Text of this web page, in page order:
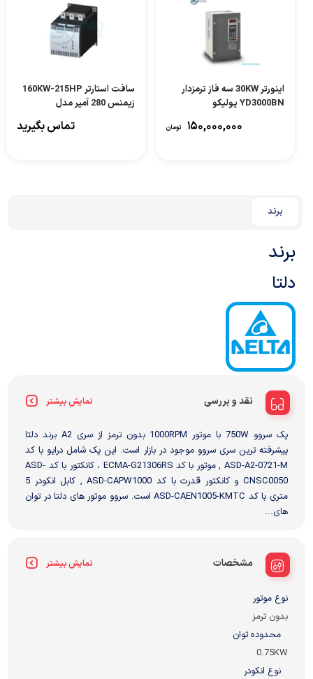
اینورتر 30KW سه فاز ترمزدار
YD3000BN یولیکو
۱۵۰,۰۰۰,۰۰۰ تومان
سافت استارتر 160KW-215HP
زیمنس 280 آمپر مدل
تماس بگیرید
برند
برند
دلتا
نقد و بررسی نمایش بیشتر
پک سروو 750W با موتور 1000RPM بدون ترمز از سری A2 برند دلتا
پیشرفته ترین سری سروو موجود در بازار است. این پک شامل درایو با کد
ASD-A2-0721-M , موتور با کد ECMA-G21306RS ، کانکتور با کد ASD-
CNSC0050 و کانکتور قدرت با کد ASD-CAPW1000 , کابل انکودر 5
متری با کد ASD-CAEN1005-KMTC است. سروو موتور های دلتا در توان
های...
مشخصات نمایش بیشتر
نوع موتور
بدون ترمز
محدوده توان
0.75KW
نوع انکودر